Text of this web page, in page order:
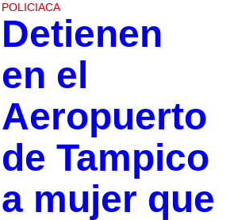
POLICIACA
Detienen
en el
Aeropuerto
de Tampico
a mujer que